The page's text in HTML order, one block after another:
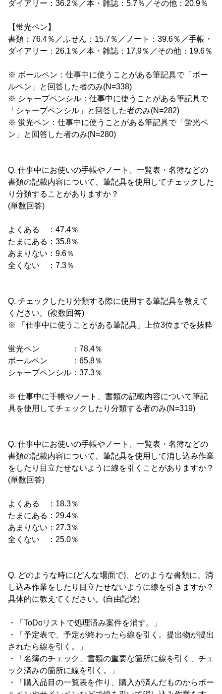
ダイアリー：36.2％／本・雑誌：5.7％／その他：20.9％
【蛍光ペン】
書類：76.4％／ふせん：15.7％／ノート：39.6％／手帳・
ダイアリー：26.1％／本・雑誌：17.9％／その他：19.6％
※ ボールペン：仕事中に使うことがある筆記具で「ボー
ルペン」と回答した者のみ(N=338)
※ シャープペンシル：仕事中に使うことがある筆記具で
「シャープペンシル」と回答した者のみ(N=282)
※ 蛍光ペン：仕事中に使うことがある筆記具で「蛍光ペ
ン」と回答した者のみ(N=280)
Q. 仕事中にお使いの手帳やノート、一覧表・名簿などの
書類の記載内容について、筆記具を使用してチェックした
り分類することがありますか？
(単数回答)
よくある ：47.4％
たまにある：35.8％
あまりない：9.6％
全くない ：7.3％
Q. チェックしたり分類する際に使用する筆記具を教えて
ください。(複数回答)
※ 「仕事中に使うことがある筆記具」上位3位までを抜粋
蛍光ペン ：78.4％
ボールペン ：65.8％
シャープペンシル：37.3％
※ 仕事中に手帳やノート、書類の記載内容について筆記
具を使用してチェックしたり分類する者のみ(N=319)
Q. 仕事中にお使いの手帳やノート、一覧表・名簿などの
書類の記載内容について、筆記具を使用して消し込み作業
をしたり目立たせないように線を引くことがありますか？
(単数回答)
よくある ：18.3％
たまにある：29.4％
あまりない：27.3％
全くない ：25.0％
Q. どのような時に(どんな場面で)、どのような書類に、消
し込み作業をしたり目立たせないように線を引きますか？
具体的に教えてください。(自由記述)
・「ToDoリストで処理済み案件を消す。」
・「予定表で、予定が終わったら線を引く。提出物が提出
されたら線を引く。」
・「名簿のチェック、書類の重要な箇所に線を引く、チェ
ック済みの箇所に線を引く。」
・「購入品目の一覧表を作り、購入が済んだものからボー